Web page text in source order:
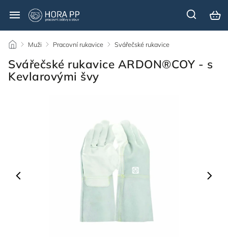
/ Muži / Pracovní rukavice / Svářečské rukavice
Svářečské rukavice ARDON®COY - s
Kevlarovými švy